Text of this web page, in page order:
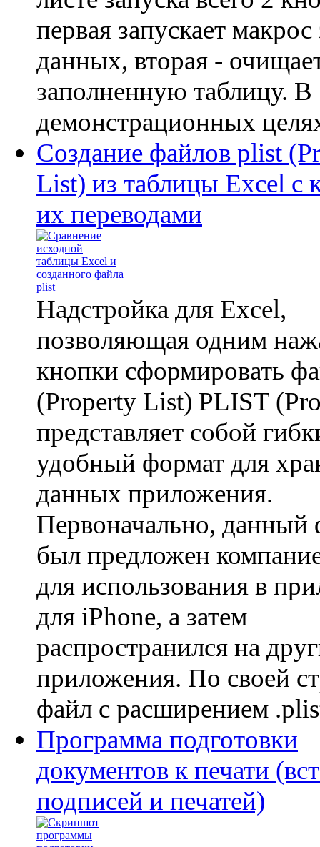
первая запускает макрос
данных, вторая -
заполненную таблицу. В
демонстрационных
Создание файлов plist
List) из таблицы Excel с
их переводами
Надстройка для Excel,
позволяющая одним
кнопки сформировать
(Property List) PLIST
представляет собой
удобный формат для
данных приложения.
Первоначально, данный
был предложен
для использования в
для iPhone, а затем
распространился на
приложения. По своей
файл с расширением
Программа подготовки
документов к печати
подписей и печатей)